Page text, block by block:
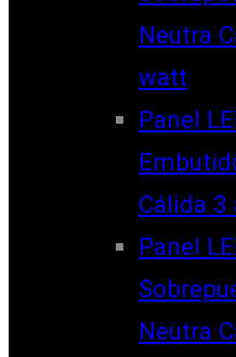
Neutra
watt
Panel
Cálida
Panel
Neutra